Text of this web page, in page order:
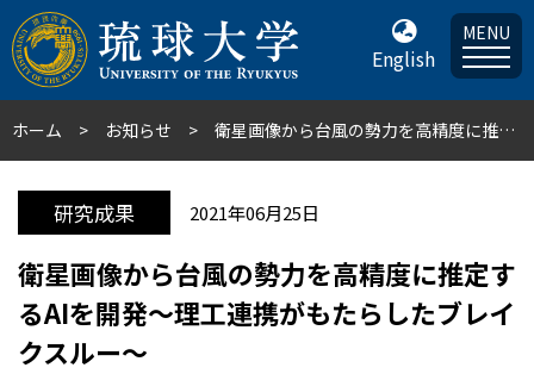
English
MENU
ホーム お知らせ 衛星画像から台風の勢力を高精度に推定するAIを開発～理工連携がもたらしたブレイクスルー～
研究成果 2021年06月25日
衛星画像から台風の勢力を高精度に推定す
るAIを開発～理工連携がもたらしたブレイ
クスルー～